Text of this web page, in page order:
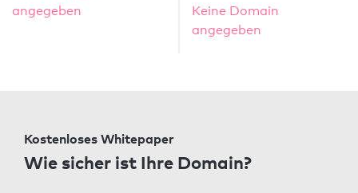
angegeben
Keine Domain
angegeben
Kostenloses Whitepaper
Wie sicher ist Ihre Domain?